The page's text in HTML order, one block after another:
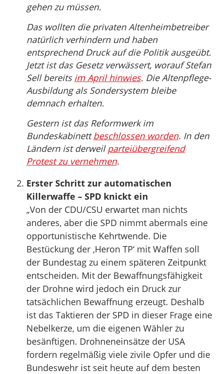
gehen zu müssen.
Das wollten die privaten Altenheimbetreiber
natürlich verhindern und haben
entsprechend Druck auf die Politik ausgeübt.
Jetzt ist das Gesetz verwässert, worauf Stefan
Sell bereits im April hinwies. Die Altenpflege-
Ausbildung als Sondersystem bleibe
demnach erhalten.
Gestern ist das Reformwerk im
Bundeskabinettbeschlossen worden. In den
Ländern ist derweilparteiübergreifend
Protest zu vernehmen.
Erster Schritt zur automatischen
Killerwaffe – SPD knickt ein
„Von der CDU/CSU erwartet man nichts
anderes, aber die SPD nimmt abermals eine
opportunistische Kehrtwende. Die
Bestückung der ‚Heron TP‘ mit Waffen soll
der Bundestag zu einem späteren Zeitpunkt
entscheiden. Mit der Bewaffnungsfähigkeit
der Drohne wird jedoch ein Druck zur
tatsächlichen Bewaffnung erzeugt. Deshalb
ist das Taktieren der SPD in dieser Frage eine
Nebelkerze, um die eigenen Wähler zu
besänftigen. Drohneneinsätze der USA
fordern regelmäßig viele zivile Opfer und die
Bundeswehr ist seit heute auf dem besten